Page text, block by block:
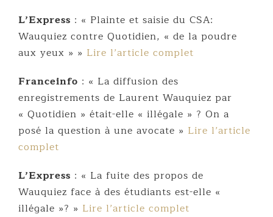
L’Express : « Plainte et saisie du CSA:
Wauquiez contre Quotidien, « de la poudre
aux yeux » » Lire l’article complet
Franceinfo : « La diffusion des
enregistrements de Laurent Wauquiez par
« Quotidien » était-elle « illégale » ? On a
posé la question à une avocate » Lire l’article
complet
L’Express : « La fuite des propos de
Wauquiez face à des étudiants est-elle «
illégale »? » Lire l’article complet